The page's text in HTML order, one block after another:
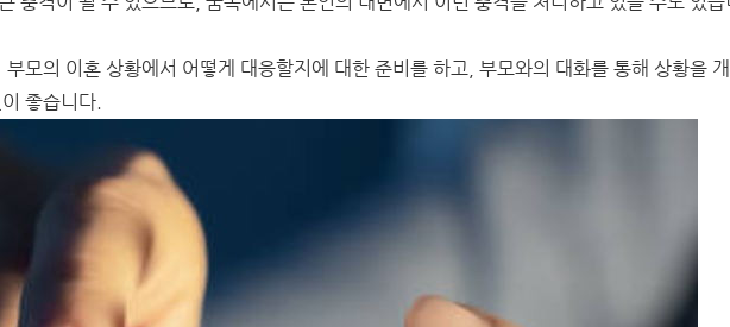
모의 이혼 상황에서 어떻게 대응할지에 대한 준비를 하고, 부모와의 대화를 통해 상황을
좋습니다.